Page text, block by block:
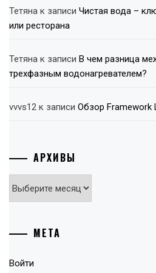
Тетяна к записи Чистая вода –
или ресторана
Тетяна к записи В чем разница
трехфазным водонагревателем?
vvvs12 к записи Обзор Framework
АРХИВЫ
Архивы
МЕТА
Войти